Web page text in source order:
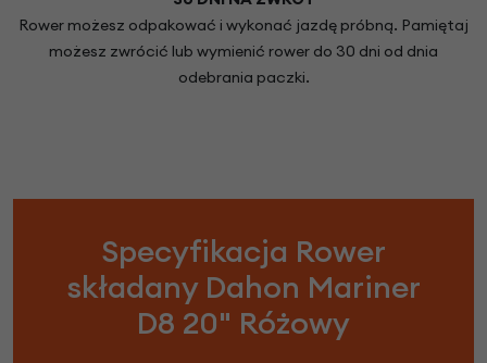
Rower możesz odpakować i wykonać jazdę próbną. Pamiętaj
możesz zwrócić lub wymienić rower do 30 dni od dnia
odebrania paczki.
Specyfikacja Rower
składany Dahon Mariner
D8 20" Różowy